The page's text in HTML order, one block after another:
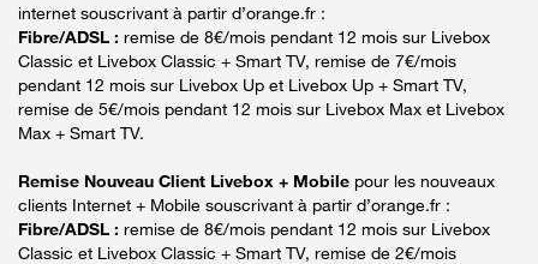
internet souscrivant à partir d’orange.fr :
Fibre/ADSL : remise de 8€/mois pendant 12 mois sur Livebox
Classic et Livebox Classic + Smart TV, remise de 7€/mois
pendant 12 mois sur Livebox Up et Livebox Up + Smart TV,
remise de 5€/mois pendant 12 mois sur Livebox Max et Livebox
Max + Smart TV.
Remise Nouveau Client Livebox + Mobile pour les nouveaux
clients Internet + Mobile souscrivant à partir d’orange.fr :
Fibre/ADSL : remise de 8€/mois pendant 12 mois sur Livebox
Classic et Livebox Classic + Smart TV, remise de 2€/mois